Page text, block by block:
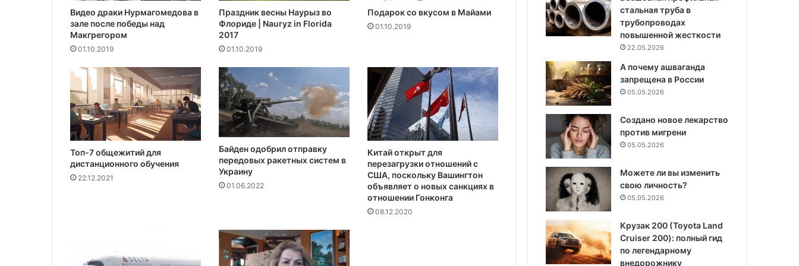
Анализ событий в Крокусе, что на
самом деле произошло. Полная
Украина получила одобрение
кредита на $880 млн от Совета
директоров МВФ
и
с
п
а
ц
е
в
и
з
а
б
и
л
з
а
р
о
в
а
н
н
ы
й
р
Видео драки Нурмагомедова в
зале после победы над
Макгрегором‍
01.10.2019
Праздник весны Наурыз во
Флориде | Nauryz in Florida
2017
01.10.2019
Подарок со вкусом в Майами
01.10.2019
Топ-7 общежитий для
дистанционного обучения
22.12.2021
Байден одобрил отправку
передовых ракетных систем в
Украину
01.06.2022
Китай открыт для
перезагрузки отношений с
США, поскольку Вашингтон
объявляет о новых санкциях в
отношении Гонконга
08.12.2020
стальная труба в
трубопроводах
повышенной жесткости
22.05.2026
А почему ашваганда
запрещена в России
05.05.2026
Создано новое лекарство
против мигрени
05.05.2026
Можете ли вы изменить
свою личность?
05.05.2026
Крузак 200 (Toyota Land
Cruiser 200): полный гид
по легендарному
внедорожнику